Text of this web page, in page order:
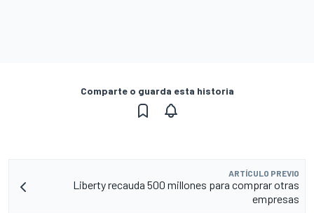
Comparte o guarda esta historia
ARTÍCULO PREVIO
Liberty recauda 500 millones para comprar otras
empresas